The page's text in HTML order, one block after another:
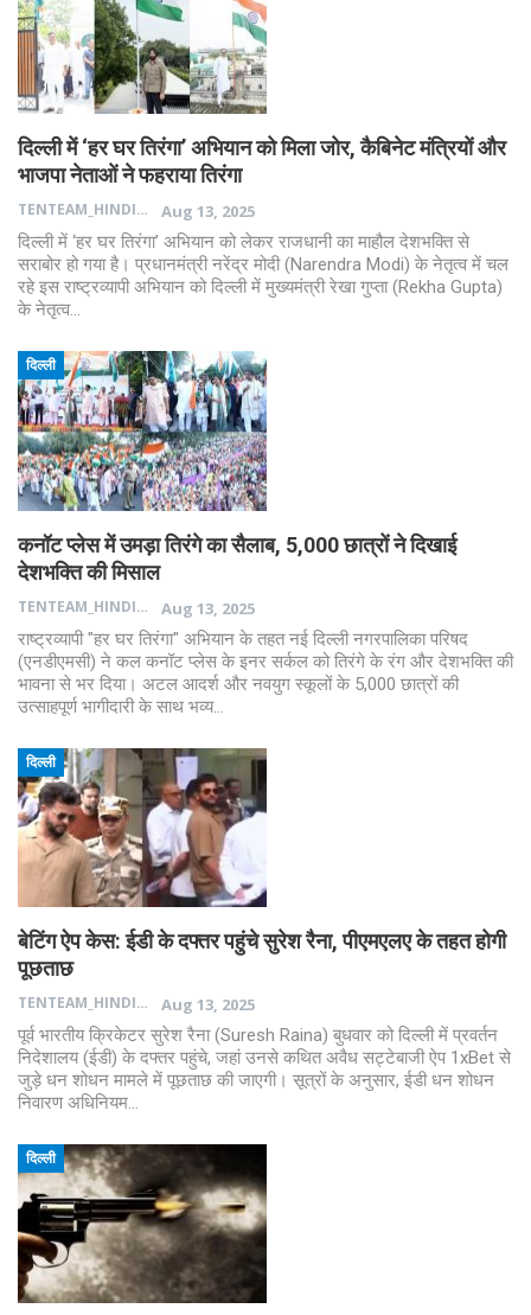
दिल्ली में ‘हर घर तिरंगा’ अभियान को मिला जोर, कैबिनेट मंत्रियों और
भाजपा नेताओं ने फहराया तिरंगा
TENTEAM_HINDI
Aug 13, 2025
दिल्ली में ‘हर घर तिरंगा’ अभियान को लेकर राजधानी का माहौल देशभक्ति से
सराबोर हो गया है। प्रधानमंत्री नरेंद्र मोदी (Narendra Modi) के नेतृत्व में चल
रहे इस राष्ट्रव्यापी अभियान को दिल्ली में मुख्यमंत्री रेखा गुप्ता (Rekha Gupta)
के नेतृत्व…
दिल्ली
कनॉट प्लेस में उमड़ा तिरंगे का सैलाब, 5,000 छात्रों ने दिखाई
देशभक्ति की मिसाल
TENTEAM_HINDI
Aug 13, 2025
राष्ट्रव्यापी "हर घर तिरंगा" अभियान के तहत नई दिल्ली नगरपालिका परिषद
(एनडीएमसी) ने कल कनॉट प्लेस के इनर सर्कल को तिरंगे के रंग और देशभक्ति की
भावना से भर दिया। अटल आदर्श और नवयुग स्कूलों के 5,000 छात्रों की
उत्साहपूर्ण भागीदारी के साथ भव्य…
दिल्ली
बेटिंग ऐप केस: ईडी के दफ्तर पहुंचे सुरेश रैना, पीएमएलए के तहत होगी
पूछताछ
TENTEAM_HINDI
Aug 13, 2025
पूर्व भारतीय क्रिकेटर सुरेश रैना (Suresh Raina) बुधवार को दिल्ली में प्रवर्तन
निदेशालय (ईडी) के दफ्तर पहुंचे, जहां उनसे कथित अवैध सट्टेबाजी ऐप 1xBet से
जुड़े धन शोधन मामले में पूछताछ की जाएगी। सूत्रों के अनुसार, ईडी धन शोधन
निवारण अधिनियम…
दिल्ली